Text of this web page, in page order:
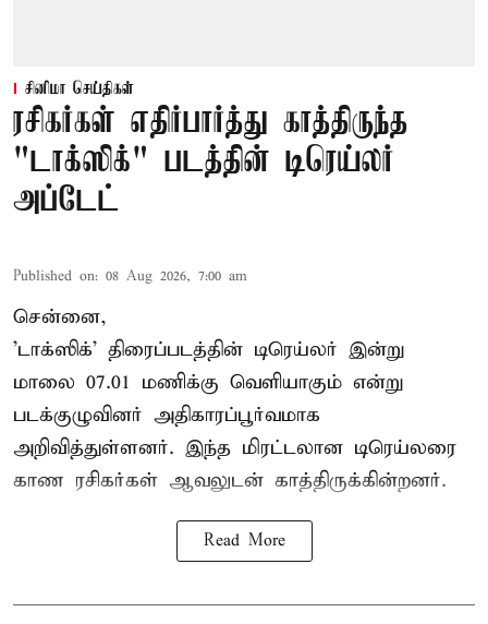
சினிமா செய்திகள்
ரசிகர்கள் எதிர்பார்த்து காத்திருந்த
"டாக்ஸிக்" படத்தின் டிரெய்லர்
அப்டேட்
Published on: 08 Aug 2026, 7:00 am
சென்னை,
'டாக்ஸிக்' திரைப்படத்தின் டிரெய்லர் இன்று
மாலை 07.01 மணிக்கு வெளியாகும் என்று
படக்குழுவினர் அதிகாரப்பூர்வமாக
அறிவித்துள்ளனர். இந்த மிரட்டலான டிரெய்லரை
காண ரசிகர்கள் ஆவலுடன் காத்திருக்கின்றனர்.
Read More